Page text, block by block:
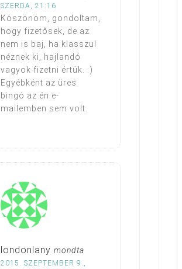
SZERDA, 21:16
Köszönöm, gondoltam,
hogy fizetősek, de az
nem is baj, ha klasszul
néznek ki, hajlandó
vagyok fizetni értük. :)
Egyébként az üres
bingó az én e-
mailemben sem volt.
londonlany mondta
2015. SZEPTEMBER 9.,